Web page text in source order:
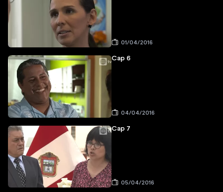
01/04/2016
Cap 6
04/04/2016
Cap 7
05/04/2016